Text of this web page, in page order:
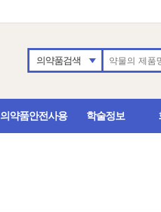
의약품검색
의약품안전사용 학술정보